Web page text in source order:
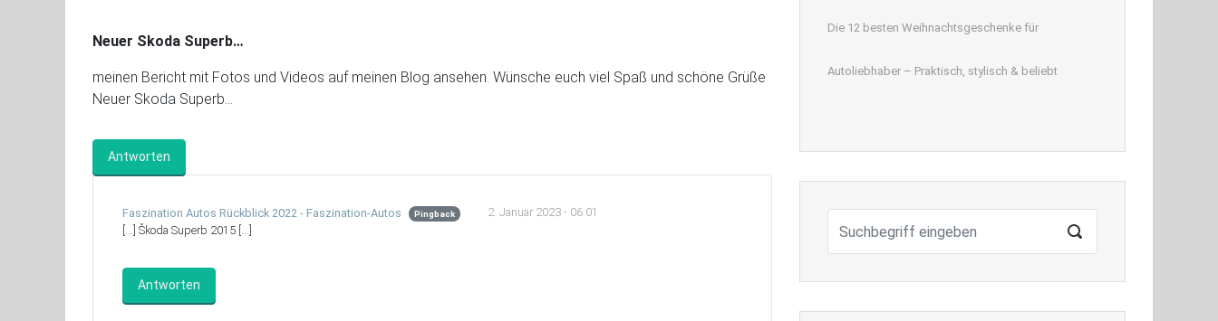
Neuer Skoda Superb…
meinen Bericht mit Fotos und Videos auf meinen Blog ansehen. Wünsche euch viel Spaß und schöne Grüße
Neuer Skoda Superb…
Antworten
Faszination Autos Rückblick 2022 - Faszination-Autos Pingback
2. Januar 2023 - 06:01
[…] Škoda Superb 2015 […]
Antworten
Die 12 besten Weihnachtsgeschenke für
Autoliebhaber – Praktisch, stylisch & beliebt